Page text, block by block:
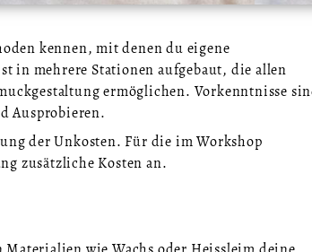
kennen, mit denen du eigene
in mehrere Stationen aufgebaut, die allen
ermöglichen. Vorkenntnisse
Ausprobieren.
der Unkosten. Für die im Workshop
zusätzliche Kosten an.